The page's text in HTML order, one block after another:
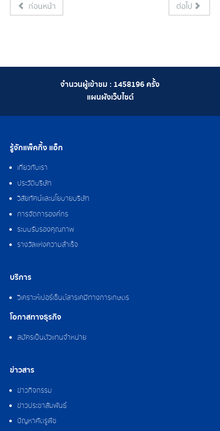
ก่อนหน้า ต่อไป
จำนวนผู้เข้าชม : 1458196 ครั้ง
แผนผังเว็บไซต์
รู้จักแพ็คกิ้ง แอ็ก
เกี่ยวกับเรา
ประวัติบริษัท
วิสัยทัศน์และนโยบายบริษัท
การจัดการองค์กร
ระบบรับรองคุณภาพ
รางวัลแห่งความสำเร็จ
บริการ
วิเคราะห์เปอร์เซ็นต์สารเคมีทางการเกษตร
โอกาสทางธุรกิจ
สมัครเป็นตัวแทนจำหน่าย
ข่าวสาร
ข่าวกิจกรรม
ข่าวประชาสัมพันธ์
ปัญหาศัตรูพืช